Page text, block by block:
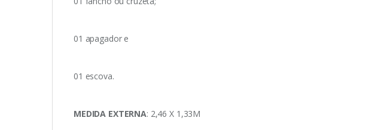
01 apagador e
01 escova.
MEDIDA EXTERNA: 2,46 X 1,33M